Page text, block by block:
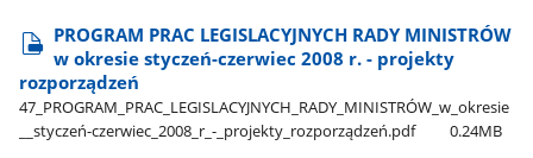
PROGRAM PRAC LEGISLACYJNYCH RADY MINISTRÓW
w okresie styczeń-czerwiec 2008 r. - projekty
rozporządzeń
47​_PROGRAM​_PRAC​_LEGISLACYJNYCH​_RADY​_MINISTRÓW​_w​_okresie​
_​_styczeń-czerwiec​_2008​_r​_-​_projekty​_rozporządzeń.pdf
0.24MB